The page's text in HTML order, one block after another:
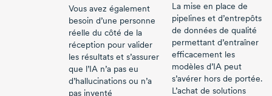
Vous avez également
besoin d’une personne
réelle du côté de la
réception pour valider
les résultats et s’assurer
que l’IA n’a pas eu
d’hallucinations ou n’a
pas inventé
La mise en place de
pipelines et d’entrepôts
de données de qualité
permettant d’entraîner
efficacement les
modèles d’IA peut
s’avérer hors de portée.
L’achat de solutions